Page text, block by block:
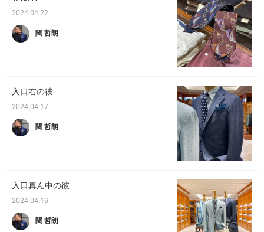
2024.04.22
関 哲朗
入口右の彼
2024.04.17
関 哲朗
入口真ん中の彼
2024.04.16
関 哲朗